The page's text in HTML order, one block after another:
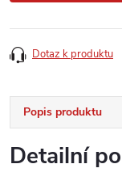
Dotaz k produktu
Popis produktu
Detailní